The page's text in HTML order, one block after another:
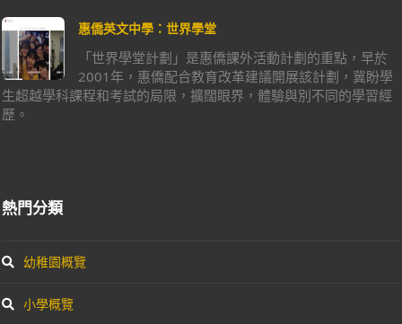
惠僑英文中學：世界學堂
「世界學堂計劃」是惠僑課外活動計劃的重點，早於
2001年，惠僑配合教育改革建議開展該計劃，冀盼學
生超越學科課程和考試的局限，擴闊眼界，體驗與別不同的學習經
歷。
熱門分類
幼稚園概覽
小學概覽